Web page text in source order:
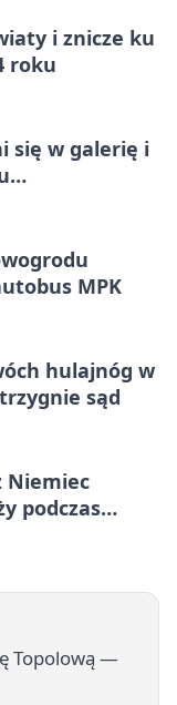
i znicze ku
roku
się w galerię i
MPK
hulajnóg w
sąd
Niemiec
podczas
Topolową —